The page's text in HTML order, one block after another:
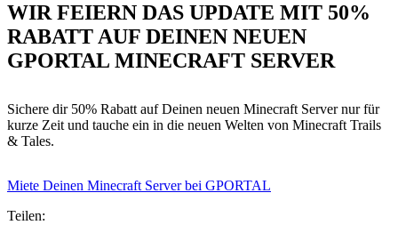
WIR FEIERN DAS UPDATE MIT 50%
RABATT AUF DEINEN NEUEN
GPORTAL MINECRAFT SERVER
Sichere dir 50% Rabatt auf Deinen neuen Minecraft Server nur für
kurze Zeit und tauche ein in die neuen Welten von Minecraft Trails
& Tales.
Miete Deinen Minecraft Server bei GPORTAL
Teilen: